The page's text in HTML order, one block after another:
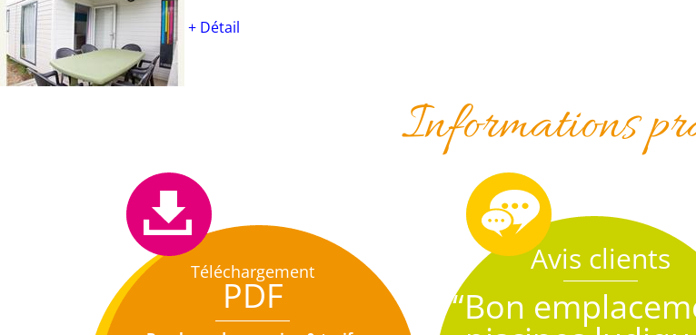
+ Détail
Informations
Téléchargement
PDF
Avis clients
“Bon